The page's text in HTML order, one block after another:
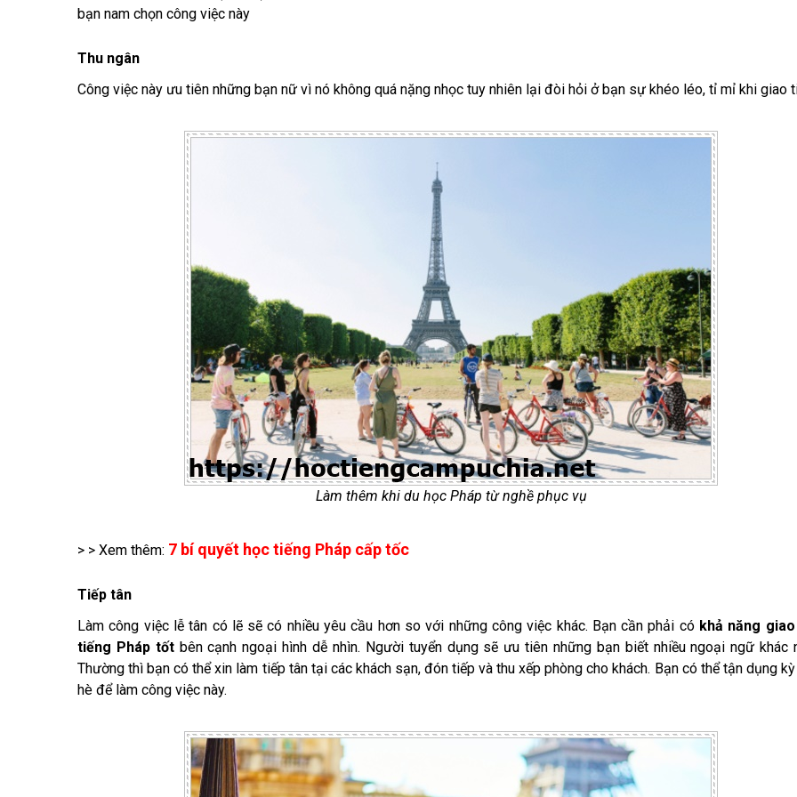
bạn nam chọn công việc này
Thu ngân
Công việc này ưu tiên những bạn nữ vì nó không quá nặng nhọc tuy nhiên lại đòi hỏi ở bạn sự khéo léo, tỉ mỉ khi giao
Làm thêm khi du học Pháp từ nghề phục vụ
> > Xem thêm: 7 bí quyết học tiếng Pháp cấp tốc
Tiếp tân
Làm công việc lễ tân có lẽ sẽ có nhiều yêu cầu hơn so với những công việc khác. Bạn cần phải có khả năng
tiếng Pháp tốtbên cạnh ngoại hình dễ nhìn. Người tuyển dụng sẽ ưu tiên những bạn biết nhiều ngoại ngữ khác
Thường thì bạn có thể xin làm tiếp tân tại các khách sạn, đón tiếp và thu xếp phòng cho khách. Bạn có thể tận dụng
hè để làm công việc này.